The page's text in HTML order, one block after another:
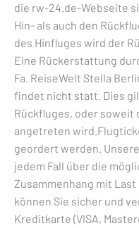
die rw-24.de-Webseite
Hin- als auch den
des Hinfluges wird der
Eine Rückerstattung
Fa. ReiseWelt Stella
findet nicht statt. Dies
Rückfluges, oder soweit
angetreten
geordert werden.
jedem Fall über die
Zusammenhang mit
können Sie sicher und
Kreditkarte (VISA,